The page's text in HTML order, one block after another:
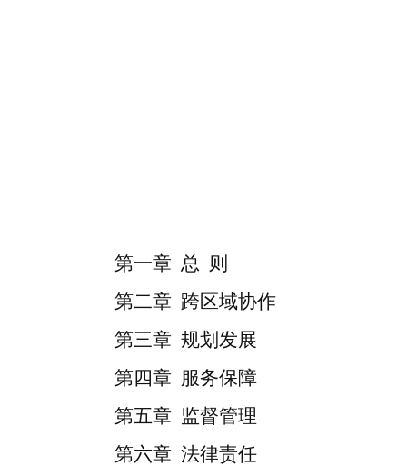
第一章 总 则
第二章 跨区域协作
第三章 规划 发展
第四章 服务保障
第五章 监督管理
第六章 法律责任